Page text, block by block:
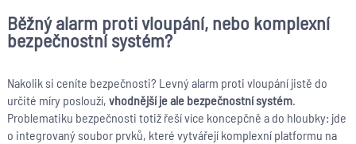
Běžný alarm proti vloupání, nebo komplexní
bezpečnostní systém?
Nakolik si ceníte bezpečnosti? Levný alarm proti vloupání jistě do
určité míry poslouží, vhodnější je ale bezpečnostní systém.
Problematiku bezpečnosti totiž řeší více koncepčně a do hloubky: jde
o integrovaný soubor prvků, které vytvářejí komplexní platformu na